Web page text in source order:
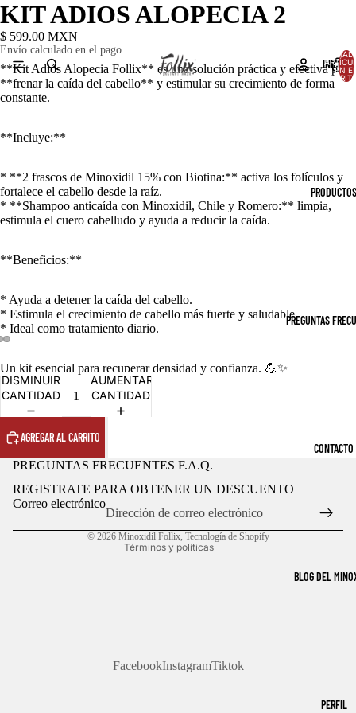
INICIO
PRODUCTOS
PREGUNTAS
CONTACTO
BLOG DEL
PERFIL
TOTAL
EN
ABRIR
IMAGEN
A
PANTALLA
ABRIR
IMAGEN
A
PANTALLA
ABRIR
IMAGEN
A
PANTALLA
KIT ADIOS ALOPECIA 2
$ 599.00 MXN
Envío calculado en el pago.
**Kit Adiós Alopecia Follix** es una solución práctica y efectiva para
**frenar la caída del cabello** y estimular su crecimiento de forma
constante.
**Incluye:**
* **2 frascos de Minoxidil 15% con Biotina:** activa los folículos y
fortalece el cabello desde la raíz.
* **Shampoo anticaída con Minoxidil, Chile y Romero:** limpia,
estimula el cuero cabelludo y ayuda a reducir la caída.
**Beneficios:**
* Ayuda a detener la caída del cabello.
* Estimula el crecimiento de cabello más fuerte y saludable.
* Ideal como tratamiento diario.
Un kit esencial para recuperar densidad y confianza. 💪✨
DISMINUIR
CANTIDAD
AUMENTAR
CANTIDAD
AGREGAR AL CARRITO
PREGUNTAS FRECUENTES F.A.Q.
REGISTRATE PARA OBTENER UN DESCUENTO
Correo electrónico
© 2026 Minoxidil Follix, Tecnología de Shopify
Términos y políticas
Términos del servicio
Política de envío
FacebookInstagramTiktok